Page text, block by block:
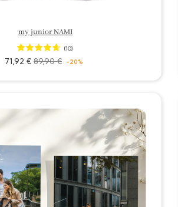
my junior NAMI
(10)
71,92 € 89,90 € -20%